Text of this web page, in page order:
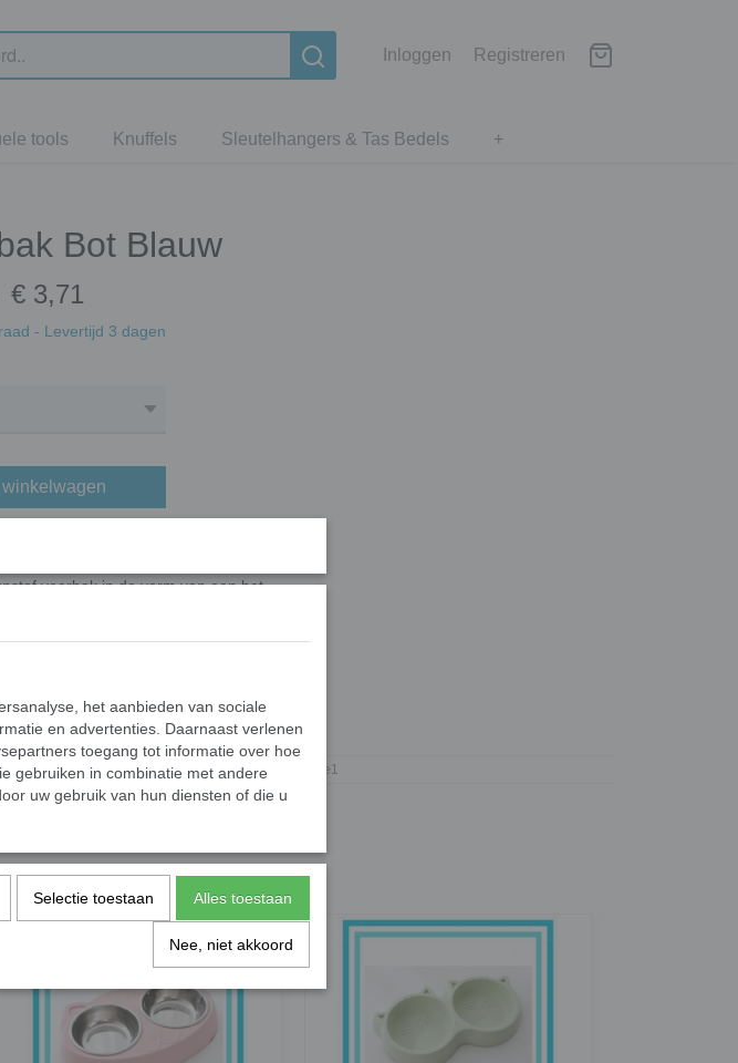
Inloggen Registreren
tools Knuffels Sleutelhangers & Tas Bedels +
Bot Blauw
€ 3,71
- Levertijd 3 dagen
winkelwagen
voerbak in de vorm van een bot.
2233
Gifts2Give1
het aanbieden van sociale
en advertenties. Daarnaast verlenen
toegang tot informatie over hoe
gebruiken in combinatie met andere
uw gebruik van hun diensten of die u
Selectie toestaan Alles toestaan
Nee, niet akkoord